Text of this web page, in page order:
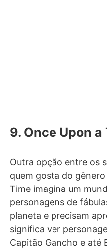
9. Once Upon a
Outra opção entre os
quem gosta do
Time imagina um
personagens de
planeta e precisam
significa ver
Capitão Gancho e até